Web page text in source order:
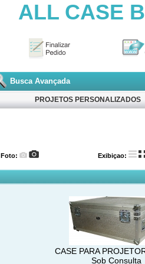
ALL CASE
Busca Avançada
PROJETOS PERSONALIZADOS
Foto: Exibiçao:
CASE PARA
Sob Consulta